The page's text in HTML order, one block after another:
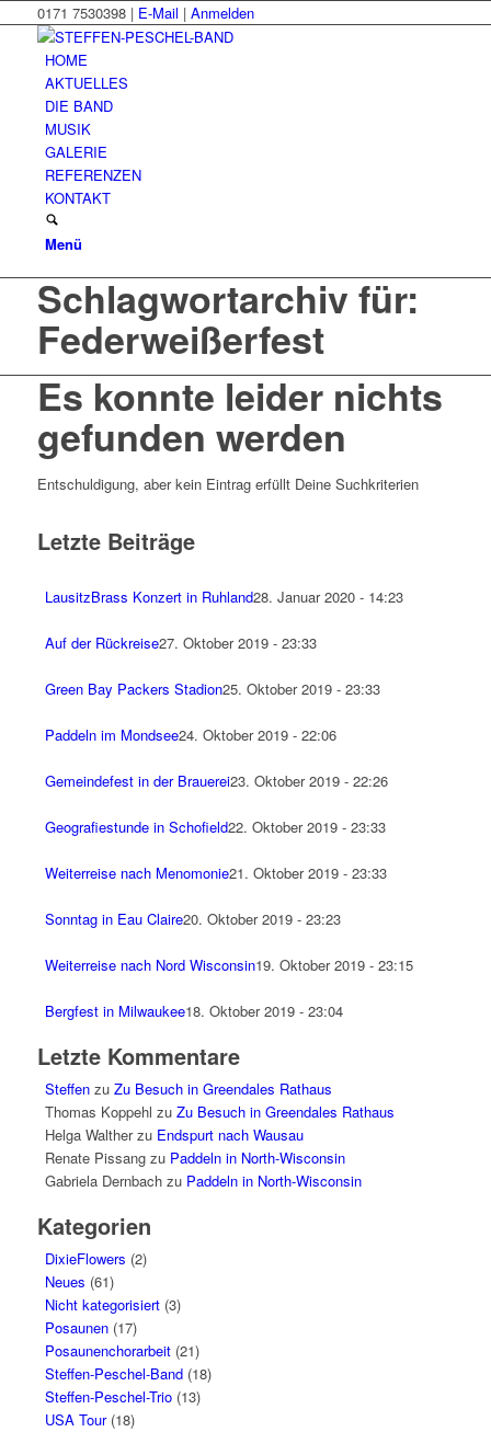
0171 7530398 | E-Mail | Anmelden
HOME
AKTUELLES
DIE BAND
MUSIK
GALERIE
REFERENZEN
KONTAKT
Menü
Schlagwortarchiv für:
Federweißerfest
Es konnte leider nichts
gefunden werden
Entschuldigung, aber kein Eintrag erfüllt Deine Suchkriterien
Letzte Beiträge
LausitzBrass Konzert in Ruhland28. Januar 2020 - 14:23
Auf der Rückreise27. Oktober 2019 - 23:33
Green Bay Packers Stadion25. Oktober 2019 - 23:33
Paddeln im Mondsee24. Oktober 2019 - 22:06
Gemeindefest in der Brauerei23. Oktober 2019 - 22:26
Geografiestunde in Schofield22. Oktober 2019 - 23:33
Weiterreise nach Menomonie21. Oktober 2019 - 23:33
Sonntag in Eau Claire20. Oktober 2019 - 23:23
Weiterreise nach Nord Wisconsin19. Oktober 2019 - 23:15
Bergfest in Milwaukee18. Oktober 2019 - 23:04
Letzte Kommentare
Steffenzu Zu Besuch in Greendales Rathaus
Thomas Koppehl zu Zu Besuch in Greendales Rathaus
Helga Waltherzu Endspurt nach Wausau
Renate Pissangzu Paddeln in North-Wisconsin
Gabriela Dernbachzu Paddeln in North-Wisconsin
Kategorien
DixieFlowers (2)
Neues (61)
Nicht kategorisiert(3)
Posaunen(17)
Posaunenchorarbeit(21)
Steffen-Peschel-Band(18)
Steffen-Peschel-Trio(13)
USA Tour(18)